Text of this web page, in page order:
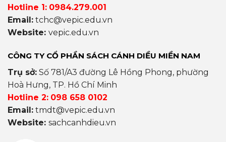
Hotline 1: 0984.279.001
Email: tchc@vepic.edu.vn
Website: vepic.edu.vn
CÔNG TY CỔ PHẦN SÁCH CÁNH DIỀU MIỀN NAM
Trụ sở: Số 781/A3 đường Lê Hồng Phong, phường
Hoà Hưng, TP. Hồ Chí Minh
Hotline 2: 098 658 0102
Email: tmdt@vepic.edu.vn
Website: sachcanhdieu.vn